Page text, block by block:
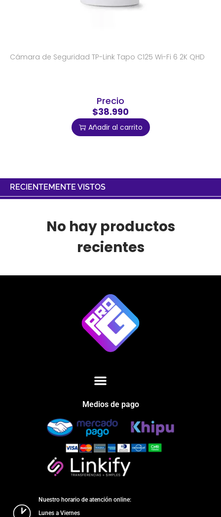
Cámara de Seguridad TP-Link Tapo C125 Wi-Fi 6 2K QHD
Precio
$38.990
Añadir al carrito
RECIENTEMENTE VISTOS
No hay productos
recientes
Medios de pago
Nuestro horario de atención online:
Lunes a Viernes